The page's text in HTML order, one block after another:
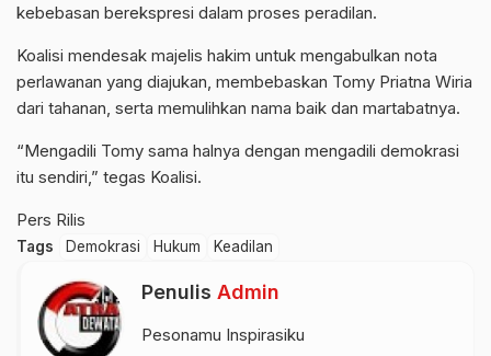
kebebasan berekspresi dalam proses peradilan.
Koalisi mendesak majelis hakim untuk mengabulkan nota
perlawanan yang diajukan, membebaskan Tomy Priatna Wiria
dari tahanan, serta memulihkan nama baik dan martabatnya.
“Mengadili Tomy sama halnya dengan mengadili demokrasi
itu sendiri,” tegas Koalisi.
Pers Rilis
Tags Demokrasi Hukum Keadilan
Penulis Admin
Pesonamu Inspirasiku